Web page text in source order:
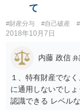
て
#財産分与 #自己破産
2018年10月7日
内藤 政信 弁
１、特有財産でな
に通用しないでし
認識できる レベル